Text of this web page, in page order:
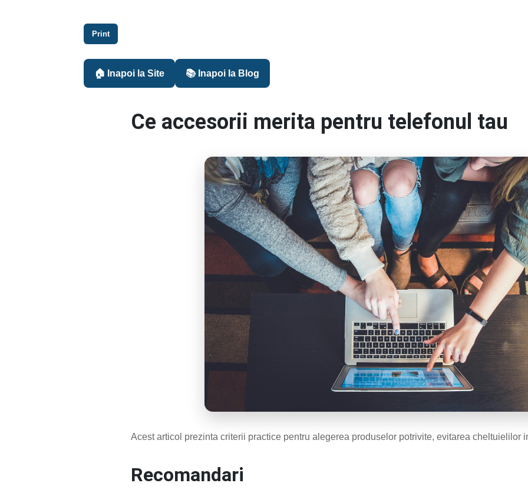
Print
🏠 Inapoi la Site 📚 Inapoi la Blog
Ce accesorii merita pentru telefonul tau
Acest articol prezinta criterii practice pentru alegerea produselor potrivite, evitarea cheltuielilor
Recomandari